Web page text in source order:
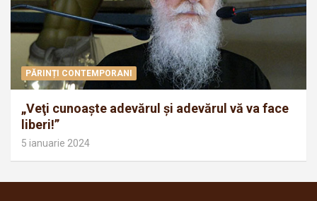
PĂRINȚI CONTEMPORANI
„Veţi cunoaşte adevărul şi adevărul vă va face
liberi!”
5 ianuarie 2024